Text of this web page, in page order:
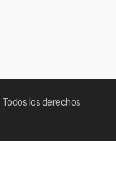
Todos los derechos